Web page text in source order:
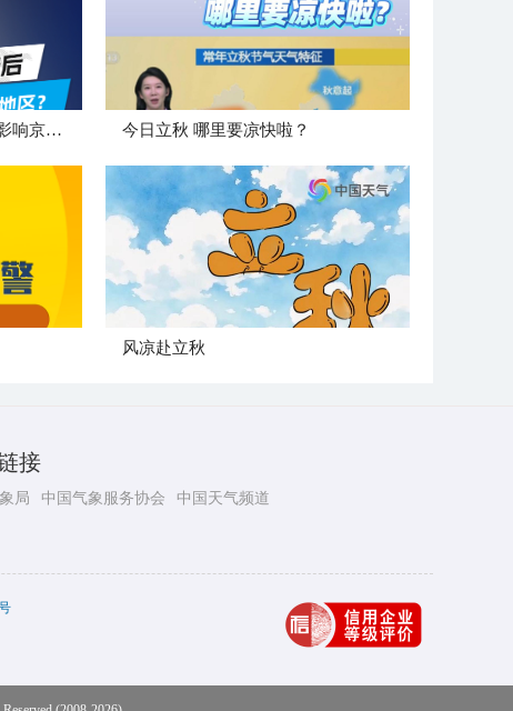
"白海豚"登陆后 是否会北上影响京津冀地区？ 今日立秋 哪里要凉快啦？
风凉赴立秋
接
局 中国气象服务协会 中国天气频道